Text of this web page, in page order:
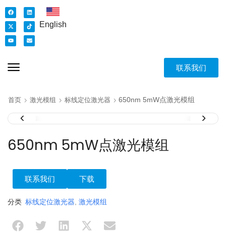
English
联系我们
首页 激光模组 标线定位激光器 650nm 5mW点激光模组
650nm 5mW点激光模组
联系我们 下载
分类 标线定位激光器, 激光模组